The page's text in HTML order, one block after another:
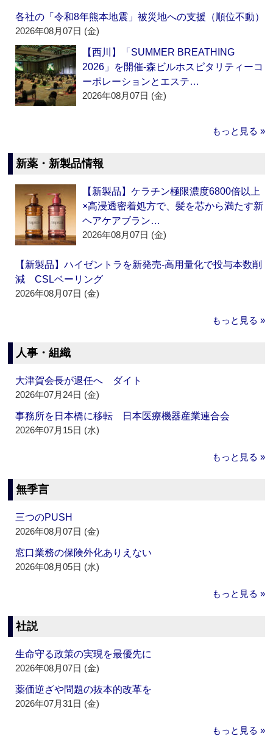
各社の「令和8年熊本地震」被災地への支援（順位不動）
2026年08月07日 (金)
【西川】「SUMMER BREATHING
2026」を開催‐森ビルホスピタリティーコ
ーポレーションとエステ…
2026年08月07日 (金)
もっと見る »
新薬・新製品情報
【新製品】ケラチン極限濃度6800倍以上
×高浸透密着処方で、髪を芯から満たす新
ヘアケアブラン…
2026年08月07日 (金)
【新製品】ハイゼントラを新発売‐高用量化で投与本数削
減 CSLベーリング
2026年08月07日 (金)
もっと見る »
人事・組織
大津賀会長が退任へ ダイト
2026年07月24日 (金)
事務所を日本橋に移転 日本医療機器産業連合会
2026年07月15日 (水)
もっと見る »
無季言
三つのPUSH
2026年08月07日 (金)
窓口業務の保険外化ありえない
2026年08月05日 (水)
もっと見る »
社説
生命守る政策の実現を最優先に
2026年08月07日 (金)
薬価逆ざや問題の抜本的改革を
2026年07月31日 (金)
もっと見る »